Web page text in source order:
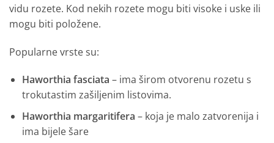
vidu rozete. Kod nekih rozete mogu biti visoke i uske ili
mogu biti položene.
Popularne vrste su:
Haworthia fasciata – ima širom otvorenu rozetu s
trokutastim zašiljenim listovima.
Haworthia margaritifera – koja je malo zatvorenija i
ima bijele šare